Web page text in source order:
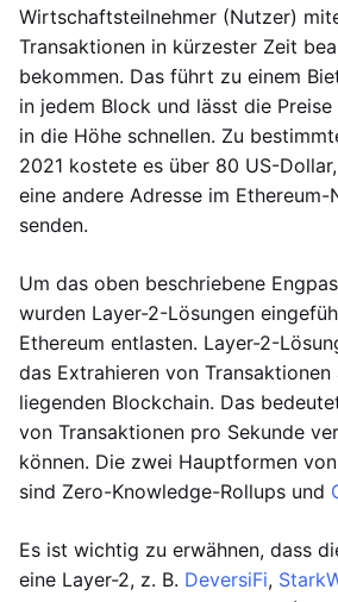
Wirtschaftsteilnehmer (Nutzer)
Transaktionen in kürzester Zeit
bekommen. Das führt zu einem
in jedem Block und lässt die
in die Höhe schnellen. Zu
2021 kostete es über 80 US-
eine andere Adresse im
senden.
Um das oben beschriebene
wurden Layer-2-Lösungen
Ethereum entlasten. Layer-2-
das Extrahieren von
liegenden Blockchain. Das
von Transaktionen pro Sekunde
können. Die zwei Hauptformen
sind Zero-Knowledge-Rollups und
Es ist wichtig zu erwähnen, dass
eine Layer-2, z. B. DeversiFi,